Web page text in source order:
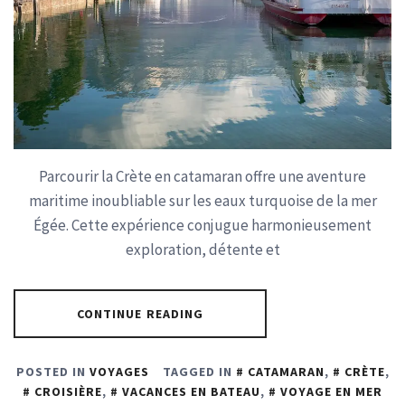
Parcourir la Crète en catamaran offre une aventure
maritime inoubliable sur les eaux turquoise de la mer
Égée. Cette expérience conjugue harmonieusement
exploration, détente et
CONTINUE READING
POSTED IN VOYAGES TAGGED IN CATAMARAN, CRÈTE,
CROISIÈRE, VACANCES EN BATEAU, VOYAGE EN MER